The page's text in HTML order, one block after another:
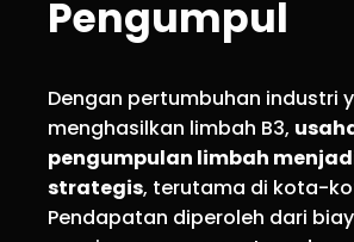
Pengumpul
Dengan pertumbuhan industri
menghasilkan limbah B3,
pengumpulan limbah
strategis, terutama di kota-
Pendapatan diperoleh dari